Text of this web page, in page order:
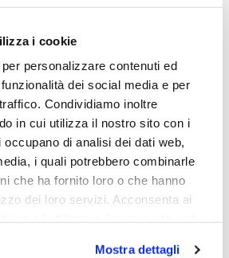
i cookie
personalizzare contenuti ed
dei social media e per
Condividiamo inoltre
in cui utilizza il nostro sito con i
di analisi dei dati web,
i quali potrebbero combinarle
che ha fornito loro o che hanno
dei loro servizi. Acconsenta ai
Mostra dettagli
Designer
Dimensione
DimensioniGrande L 1152mm -
P. 136mm Piccola L 652mm -
P. 136cmLed 2700KGrande
23W – 912 lumenPiccola
12,2W – 456 lumen
Dimmerazione
Dimmerabile